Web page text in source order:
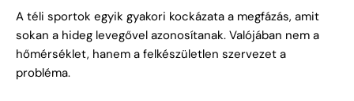
A téli sportok egyik gyakori kockázata a megfázás, amit
sokan a hideg levegővel azonosítanak. Valójában nem a
hőmérséklet, hanem a felkészületlen szervezet a
probléma.